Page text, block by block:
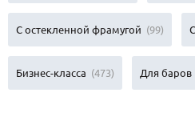
С остекленной фрамугой (99)
Бизнес-класса (473) Для баров